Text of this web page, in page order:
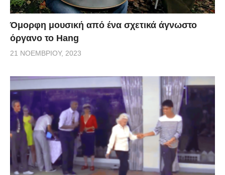
Όμορφη μουσική από ένα σχετικά άγνωστο
όργανο το Hang
21 ΝΟΕΜΒΡΊΟΥ, 2023